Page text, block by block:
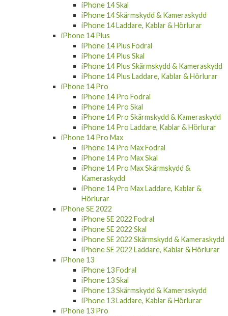
iPhone 14 Skal
iPhone 14 Skärmskydd & Kameraskydd
iPhone 14 Laddare, Kablar & Hörlurar
iPhone 14 Plus
iPhone 14 Plus Fodral
iPhone 14 Plus Skal
iPhone 14 Plus Skärmskydd & Kameraskydd
iPhone 14 Plus Laddare, Kablar & Hörlurar
iPhone 14 Pro
iPhone 14 Pro Fodral
iPhone 14 Pro Skal
iPhone 14 Pro Skärmskydd & Kameraskydd
iPhone 14 Pro Laddare, Kablar & Hörlurar
iPhone 14 Pro Max
iPhone 14 Pro Max Fodral
iPhone 14 Pro Max Skal
iPhone 14 Pro Max Skärmskydd &
Kameraskydd
iPhone 14 Pro Max Laddare, Kablar &
Hörlurar
iPhone SE 2022
iPhone SE 2022 Fodral
iPhone SE 2022 Skal
iPhone SE 2022 Skärmskydd & Kameraskydd
iPhone SE 2022 Laddare, Kablar & Hörlurar
iPhone 13
iPhone 13 Fodral
iPhone 13 Skal
iPhone 13 Skärmskydd & Kameraskydd
iPhone 13 Laddare, Kablar & Hörlurar
iPhone 13 Pro